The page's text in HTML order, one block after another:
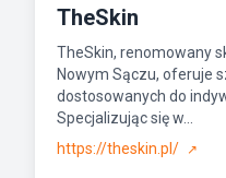
TheSkin
TheSkin, renomowany
Nowym Sączu, oferuje
dostosowanych do
Specjalizując się w...
https://theskin.pl/
↗